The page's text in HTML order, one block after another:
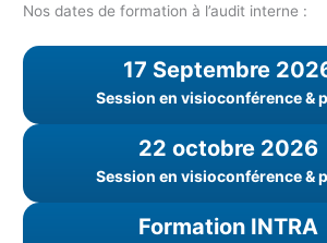
Nos dates de formation à l’audit interne :
17 Septembre
Session en visioconférence &
22 octobre 2026
Session en visioconférence &
Formation INTRA